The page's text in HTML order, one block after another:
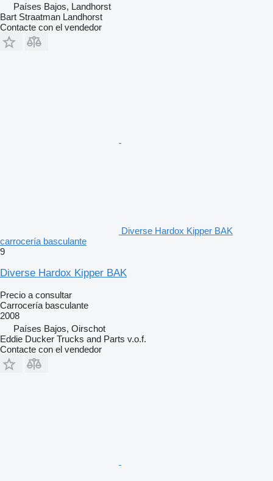
Países Bajos, Landhorst
Bart Straatman Landhorst
Contacte con el vendedor
Diverse Hardox Kipper BAK
carrocería basculante
9
Diverse Hardox Kipper BAK
Precio a consultar
Carrocería basculante
2008
Países Bajos, Oirschot
Eddie Ducker Trucks and Parts v.o.f.
Contacte con el vendedor